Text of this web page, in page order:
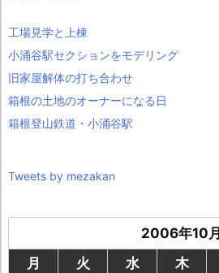
工場見学と上棟
小涌谷駅セクションをモデリング
旧家屋解体の打ち合わせ
箱根の土地のオーナーになる日
箱根登山鉄道・小涌谷駅
Tweets by mezakan
2006年10月
月
火 水 木